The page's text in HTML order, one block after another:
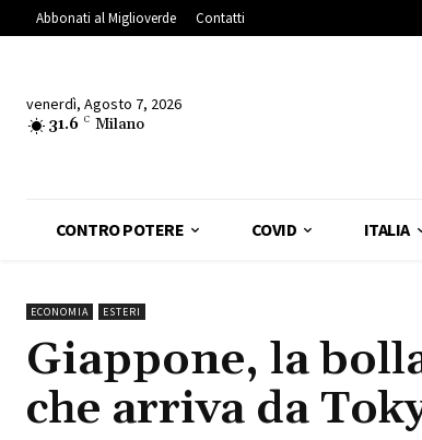
Abbonati al Miglioverde Contatti
venerdì, Agosto 7, 2026
31.6 C Milano
CONTRO POTERE COVID ITALIA
ECONOMIA ESTERI
Giappone, la
che arriva da